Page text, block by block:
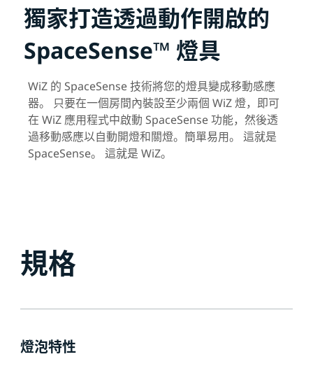
獨家打造透過動作開啟的
SpaceSense™ 燈具
WiZ 的 SpaceSense 技術將您的燈具變成移動感應
器。 只要在一個房間內裝設至少兩個 WiZ 燈，即可
在 WiZ 應用程式中啟動 SpaceSense 功能，然後透
過移動感應以自動開燈和關燈。簡單易用。 這就是
SpaceSense。 這就是 WiZ。
規格
燈泡特性